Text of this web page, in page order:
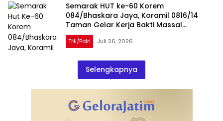
Semarak HUT ke-60 Korem
084/Bhaskara Jaya, Koramil 0816/14
Taman Gelar Kerja Bakti Massal
Bersama Warga Geluran
TNI/Polri Juli 26, 2026
Selengkapnya